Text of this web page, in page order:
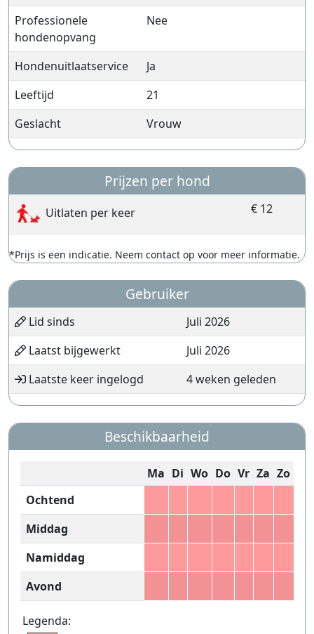
Professionele
hondenopvang
Nee
Hondenuitlaatservice
Ja
Leeftijd
21
Geslacht
Vrouw
Prijzen per hond
Uitlaten per keer € 12
*Prijs is een indicatie. Neem contact op voor meer informatie.
Gebruiker
Lid sinds
Juli 2026
Laatst bijgewerkt
Juli 2026
Laatste keer ingelogd
4 weken geleden
Beschikbaarheid
Ma Di Wo Do Vr Za Zo
Ochtend
Middag
Namiddag
Avond
Legenda: